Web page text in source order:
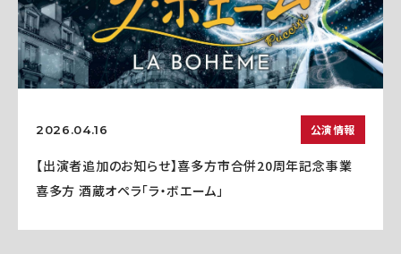
2026.04.16 公演情報
【出演者追加のお知らせ】喜多方市合併20周年記念事業
喜多方 酒蔵オペラ「ラ・ボエーム」